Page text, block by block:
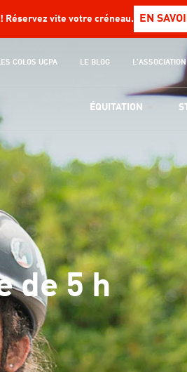
Réservez vite votre créneau. EN
COLOS UCPA LE BLOG L'ASSOCIATION
ÉQUITATION
de 5 h